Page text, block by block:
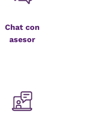
Chat con
asesor